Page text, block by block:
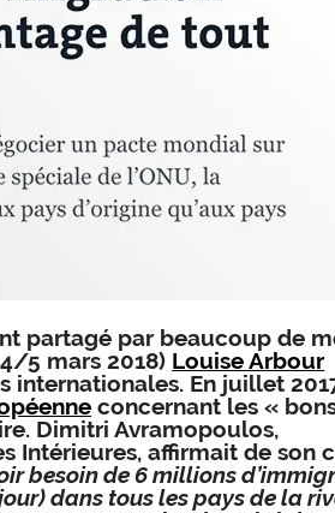
partagé par beaucoup de
5 mars 2018) Louise Arbour
internationales. En juillet
concernant les «
Dimitri Avramopoulos,
Intérieures, affirmait de son
besoin de 6 millions
dans tous les pays de la